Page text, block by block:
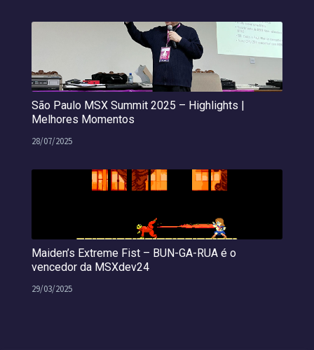
São Paulo MSX Summit 2025 – Highlights |
Melhores Momentos
28/07/2025
Maiden’s Extreme Fist – BUN-GA-RUA é o
vencedor da MSXdev24
29/03/2025